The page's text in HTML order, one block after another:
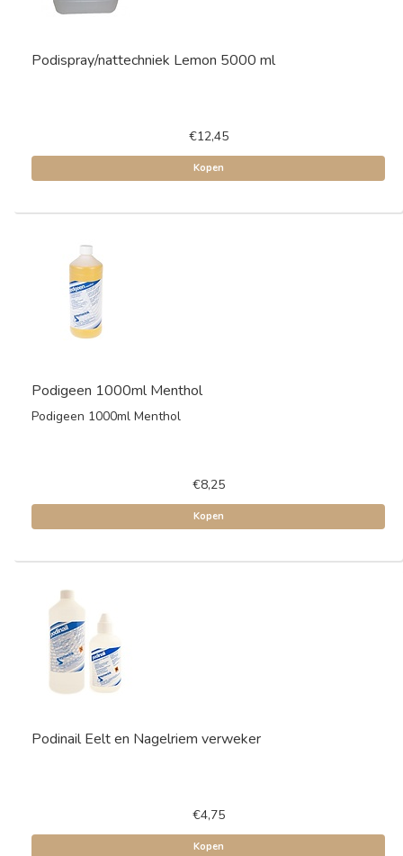
Podispray/nattechniek Lemon 5000 ml
€12,45
Kopen
Podigeen 1000ml Menthol
Podigeen 1000ml Menthol
€8,25
Kopen
Podinail Eelt en Nagelriem verweker
€4,75
Kopen